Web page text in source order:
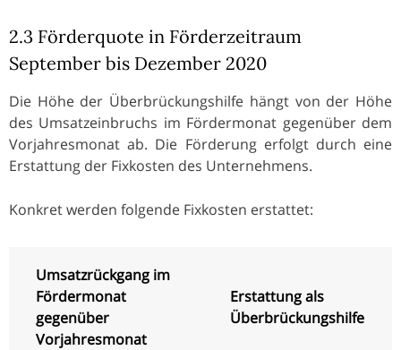
2.3 Förderquote in Förderzeitraum
September bis Dezember 2020
Die Höhe der Überbrückungshilfe hängt von der Höhe
des Umsatzeinbruchs im Fördermonat gegenüber dem
Vorjahresmonat ab. Die Förderung erfolgt durch eine
Erstattung der Fixkosten des Unternehmens.
Konkret werden folgende Fixkosten erstattet:
Umsatzrückgang im
Fördermonat
gegenüber
Vorjahresmonat
Erstattung als
Überbrückungshilfe